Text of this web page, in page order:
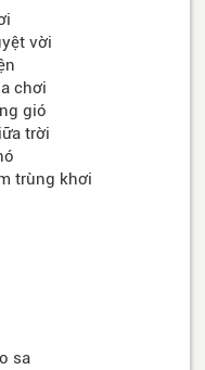
vời
chơi
gió
trời
trùng khơi
sa